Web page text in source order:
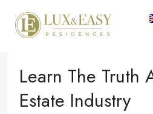
Learn The Truth
Estate Industry